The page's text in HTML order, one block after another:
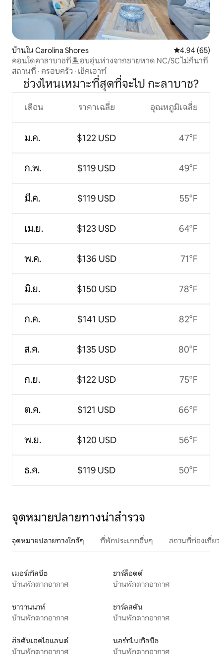
บ้านใน Carolina Shores คะแนนเฉลี่ย
4.94 (65)
คอนโดคาลาบาชที่🏝อบอุ่นห่างจากชายหาด NC/SC ไม่กี่นาที
สถานที่ · ครอบครัว · เช็คเอาท์
ช่วงไหนเหมาะที่สุดที่จะไป กะลาบาช?
เดือน
ม.ค.
ก.พ.
มี.ค.
เม.ย.
พ.ค.
มิ.ย.
ก.ค.
ส.ค.
ก.ย.
ต.ค.
พ.ย.
ธ.ค.
ราคาเฉลี่ย
$122 USD
$119 USD
$119 USD
$123 USD
$136 USD
$150 USD
$141 USD
$135 USD
$122 USD
$121 USD
$120 USD
$119 USD
อุณหภูมิเฉลี่ย
47°F
49°F
55°F
64°F
71°F
78°F
82°F
80°F
75°F
66°F
56°F
50°F
จุดหมายปลายทางน่าสำรวจ
จุดหมายปลายทางใกล้ๆ ที่พักประเภทอื่นๆ สถานที่ท่องเที่ย
เมอร์เทิลบีช
บ้านพักตากอากาศ
ชาร์ล็อตต์
บ้านพักตากอากาศ
ซาวานนาห์
บ้านพักตากอากาศ
ชาร์ลสตัน
บ้านพักตากอากาศ
ฮิลตันเฮดไอแลนด์
บ้านพักตากอากาศ
นอร์ทไมเทิลบีช
บ้านพักตากอากาศ